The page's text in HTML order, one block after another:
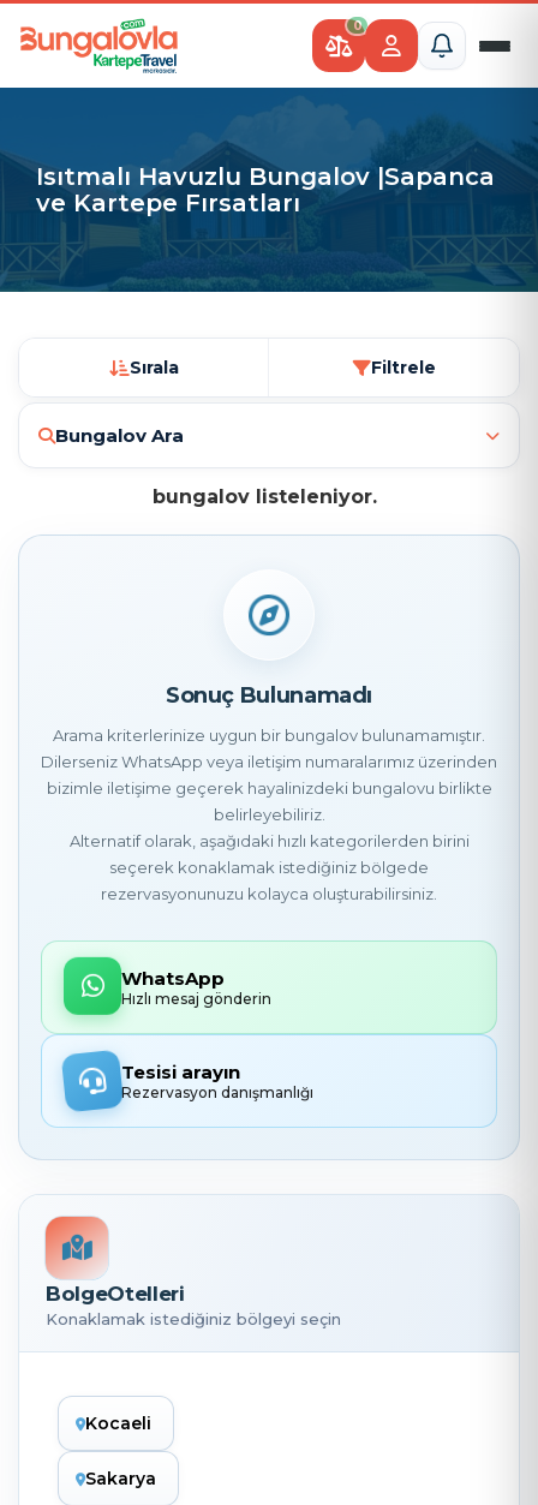
0
Isıtmalı Havuzlu Bungalov |Sapanca
ve Kartepe Fırsatları
Sırala Filtrele
Bungalov Ara
bungalov listeleniyor.
Sonuç Bulunamadı
Arama kriterlerinize uygun bir bungalov bulunamamıştır.
Dilerseniz WhatsApp veya iletişim numaralarımız üzerinden
bizimle iletişime geçerek hayalinizdeki bungalovu birlikte
belirleyebiliriz.
Alternatif olarak, aşağıdaki hızlı kategorilerden birini
seçerek konaklamak istediğiniz bölgede
rezervasyonunuzu kolayca oluşturabilirsiniz.
WhatsApp
Hızlı mesaj gönderin
Tesisi arayın
Rezervasyon danışmanlığı
BolgeOtelleri
Konaklamak istediğiniz bölgeyi seçin
Kocaeli
Sakarya